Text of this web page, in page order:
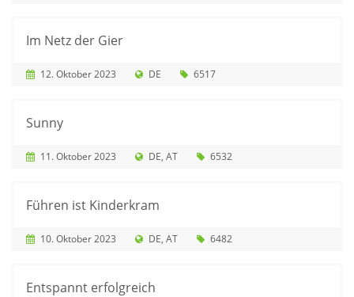
Im Netz der Gier
12. Oktober 2023 DE 6517
Sunny
11. Oktober 2023 DE AT 6532
Führen ist Kinderkram
10. Oktober 2023 DE AT 6482
Entspannt erfolgreich